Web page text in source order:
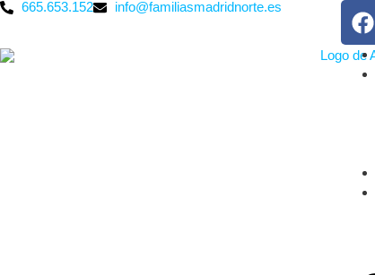
665.653.152 info@familiasmadridnorte.es